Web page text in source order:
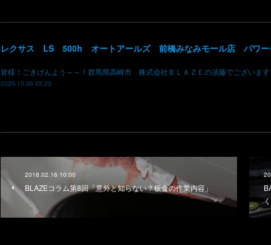
皆様！ごきげんよう～～！群馬県高崎市 株式会社ＢＬＡＺＥの須藤でございます
2025.10.26 05:23
2018.02.16 10:00
BLAZEコラム第8回「意外と知らない？板金の作業内容」